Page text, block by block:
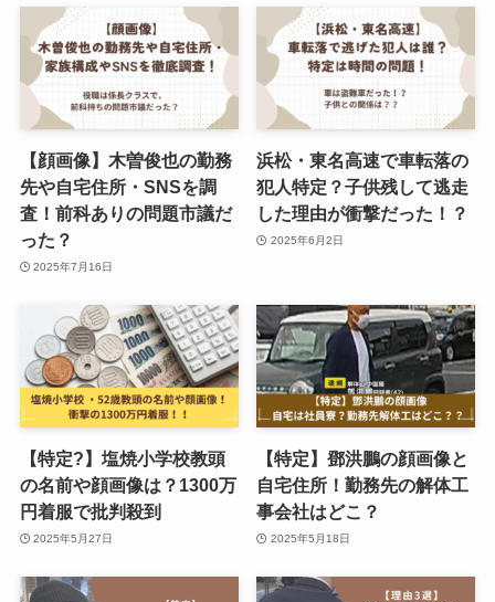
【顔画像】木曽俊也の勤務
先や自宅住所・SNSを調
査！前科ありの問題市議だ
った？
2025年7月16日
浜松・東名高速で車転落の
犯人特定？子供残して逃走
した理由が衝撃だった！？
2025年6月2日
【特定?】塩焼小学校教頭
の名前や顔画像は？1300万
円着服で批判殺到
2025年5月27日
【特定】鄧洪鵬の顔画像と
自宅住所！勤務先の解体工
事会社はどこ？
2025年5月18日